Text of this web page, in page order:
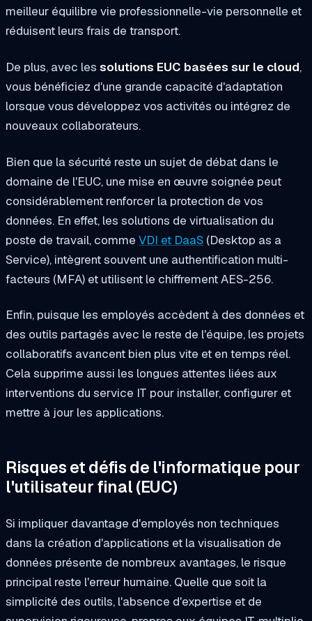
meilleur équilibre vie professionnelle-vie personnelle et
réduisent leurs frais de transport.
De plus, avec les solutions EUC basées sur le cloud,
vous bénéficiez d'une grande capacité d'adaptation
lorsque vous développez vos activités ou intégrez de
nouveaux collaborateurs.
Bien que la sécurité reste un sujet de débat dans le
domaine de l'EUC, une mise en œuvre soignée peut
considérablement renforcer la protection de vos
données. En effet, les solutions de virtualisation du
poste de travail, comme VDI et DaaS (Desktop as a
Service), intègrent souvent une authentification multi-
facteurs (MFA) et utilisent le chiffrement AES-256.
Enfin, puisque les employés accèdent à des données et
des outils partagés avec le reste de l'équipe, les projets
collaboratifs avancent bien plus vite et en temps réel.
Cela supprime aussi les longues attentes liées aux
interventions du service IT pour installer, configurer et
mettre à jour les applications.
Risques et défis de l'informatique pour
l'utilisateur final (EUC)
Si impliquer davantage d'employés non techniques
dans la création d'applications et la visualisation de
données présente de nombreux avantages, le risque
principal reste l'erreur humaine. Quelle que soit la
simplicité des outils, l'absence d'expertise et de